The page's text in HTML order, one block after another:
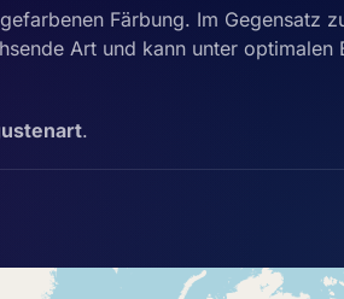
Färbung. Im Gegensatz
Art und kann unter
.